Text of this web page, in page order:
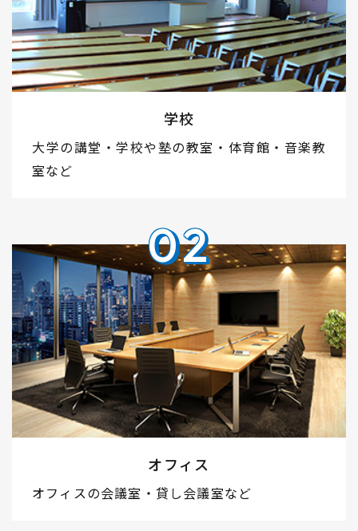
学校
大学の講堂・学校や塾の教室・体育館・音楽教
室など
02
02
オフィス
オフィスの会議室・貸し会議室など